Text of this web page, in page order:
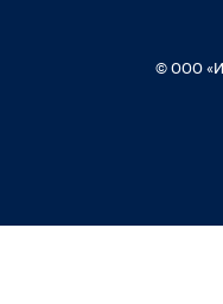
© ООО